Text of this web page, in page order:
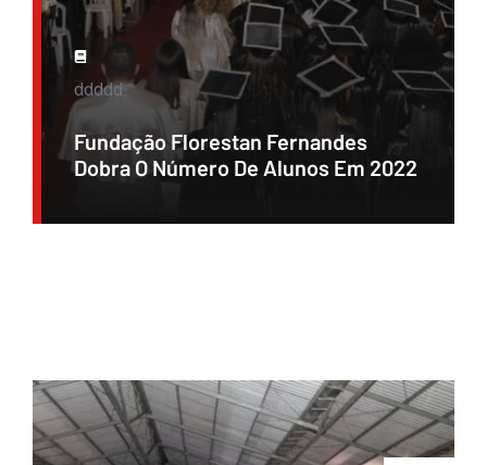
ddddd
Fundação Florestan Fernandes
Dobra O Número De Alunos Em 2022